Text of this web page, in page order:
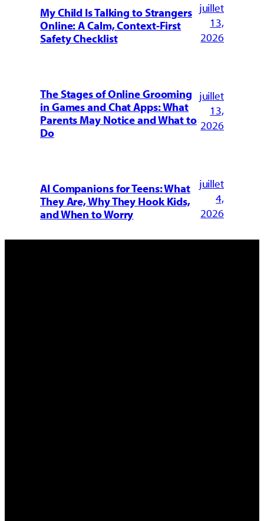
My Child Is Talking to Strangers
Online: A Calm, Context-First
Safety Checklist
juillet
13,
2026
The Stages of Online Grooming
in Games and Chat Apps: What
Parents May Notice and What to
Do
juillet
13,
2026
AI Companions for Teens: What
They Are, Why They Hook Kids,
and When to Worry
juillet
4,
2026